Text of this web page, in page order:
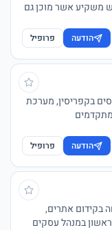
משקיע אשר מוכן גם
הודעה
פרופיל
בקפריסין, מערכת
מתקדמים
הודעה
פרופיל
בקידום אתרים,
ראשון במנהל עסקים